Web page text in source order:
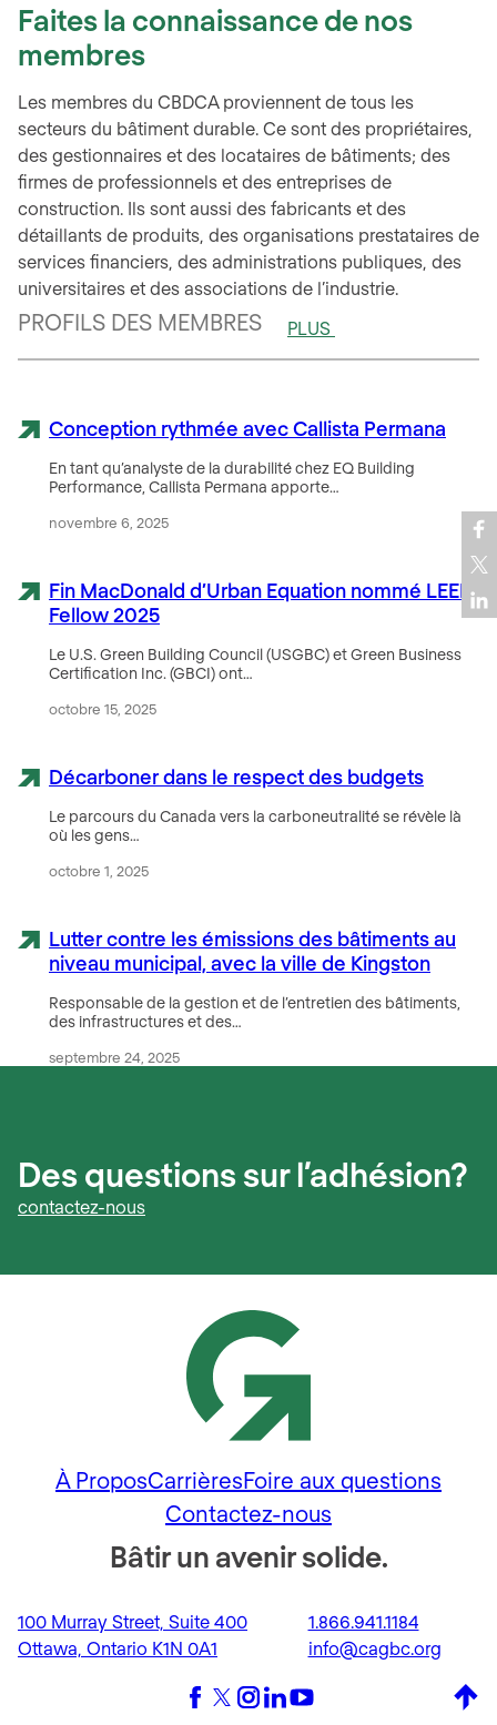
Faites la connaissance de nos
membres
Les membres du CBDCA proviennent de tous les
secteurs du bâtiment durable. Ce sont des propriétaires,
des gestionnaires et des locataires de bâtiments; des
firmes de professionnels et des entreprises de
construction. Ils sont aussi des fabricants et des
détaillants de produits, des organisations prestataires de
services financiers, des administrations publiques, des
universitaires et des associations de l’industrie.
PROFILS DES MEMBRES PLUS
Conception rythmée avec Callista Permana
En tant qu’analyste de la durabilité chez EQ Building
Performance, Callista Permana apporte…
novembre 6, 2025
Fin MacDonald d’Urban Equation nommé LEED
Fellow 2025
Le U.S. Green Building Council (USGBC) et Green Business
Certification Inc. (GBCI) ont…
octobre 15, 2025
Décarboner dans le respect des budgets
Le parcours du Canada vers la carboneutralité se révèle là
où les gens…
octobre 1, 2025
Lutter contre les émissions des bâtiments au
niveau municipal, avec la ville de Kingston
Responsable de la gestion et de l’entretien des bâtiments,
des infrastructures et des…
septembre 24, 2025
Des questions sur l’adhésion?
contactez-nous
À ProposCarrièresFoire aux questions
Contactez-nous
Bâtir un avenir solide.
100 Murray Street, Suite 400
Ottawa, Ontario K1N 0A1
1.866.941.1184
info@cagbc.org